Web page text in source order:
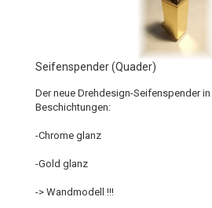
Seifenspender (Quader)
Der neue Drehdesign-Seifenspender
Beschichtungen:
-Chrome glanz
-Gold glanz
-> Wandmodell !!!